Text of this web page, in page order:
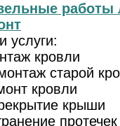
услуги:
кровли
старой
кровли
крыши
протечек